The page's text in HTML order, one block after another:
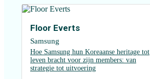
Floor Everts
Samsung
Hoe Samsung hun Koreaanse heritage tot
leven bracht voor zijn members: van
strategie tot uitvoering